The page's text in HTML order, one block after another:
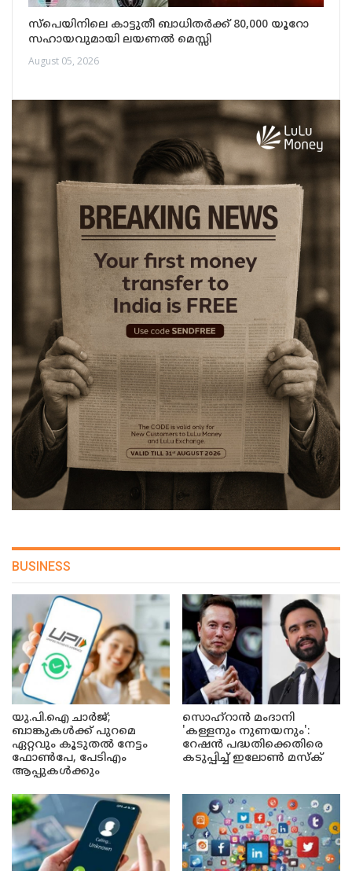
സ്പെയിനിലെ കാട്ടുതീ ബാധിതർക്ക് 80,000 യൂറോ
സഹായവുമായി ലയണൽ മെസ്സി
August 05, 2026
BUSINESS
യു.പി.ഐ ചാർജ്;
ബാങ്കുകൾക്ക് പുറമെ
ഏറ്റവും കൂടുതൽ നേട്ടം
ഫോൺപേ, പേടിഎം
ആപ്പുകൾക്കും
സൊഹ്റാൻ മംദാനി
'കള്ളനും നുണയനും':
റേഷൻ പദ്ധതിക്കെതിരെ
കടുപ്പിച്ച് ഇലോൺ മസ്ക്